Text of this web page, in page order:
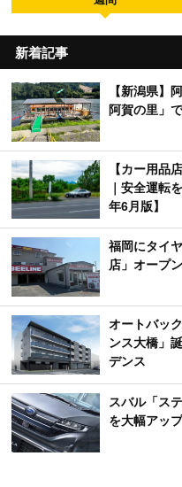
新着記事
【新潟県】
阿賀の里」
【カー用品
｜安全運転
年6月版】
福岡にタイ
店」オープ
オートバッ
ンス大橋」
デンス
スバル「ス
を大幅アッ